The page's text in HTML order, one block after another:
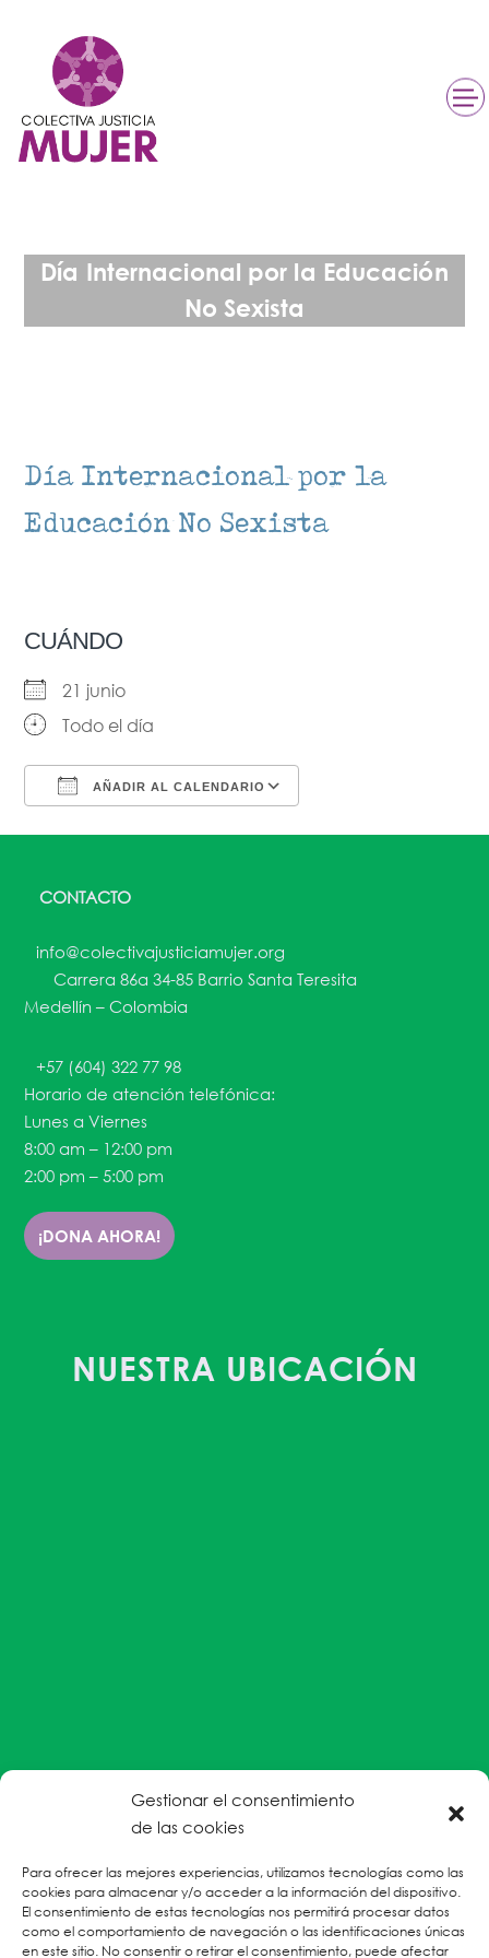
Gestionar el consentimiento
de las cookies
Para ofrecer las mejores experiencias, utilizamos tecnologías como las
cookies para almacenar y/o acceder a la información del dispositivo.
El consentimiento de estas tecnologías nos permitirá procesar datos
como el comportamiento de navegación o las identificaciones únicas
en este sitio. No consentir o retirar el consentimiento, puede afectar
Día Internacional por la Educación
No Sexista
Día Internacional por la
Educación No Sexista
CUÁNDO
21 junio
Todo el día
AÑADIR AL CALENDARIO
CONTACTO
info@colectivajusticiamujer.org
Carrera 86a 34-85 Barrio Santa Teresita
Medellín – Colombia
+57 (604) 322 77 98
Horario de atención telefónica:
Lunes a Viernes
8:00 am – 12:00 pm
2:00 pm – 5:00 pm
¡DONA AHORA!
NUESTRA UBICACIÓN
#EnColectiva estamos comprometidas con la
parte del personal humanitario hacia personas
refugiadas, migrantes desplazadas internas y/o
victimas sobrevivientes de Violencias Basadas en